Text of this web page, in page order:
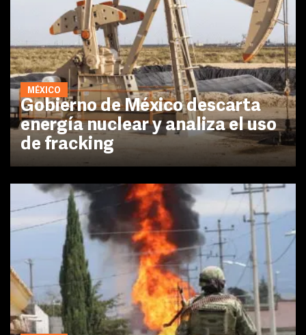
MÉXICO
Gobierno de México descarta
energía nuclear y analiza el uso
de fracking